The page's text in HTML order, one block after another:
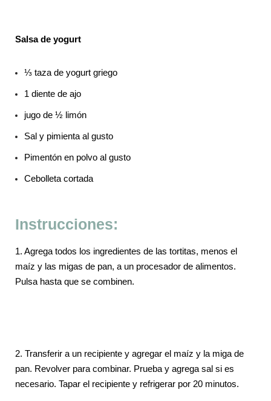
Salsa de yogurt
⅓ taza de yogurt griego
1 diente de ajo
jugo de ½ limón
Sal y pimienta al gusto
Pimentón en polvo al gusto
Cebolleta cortada
Instrucciones:
1. Agrega todos los ingredientes de las tortitas, menos el
maíz y las migas de pan, a un procesador de alimentos.
Pulsa hasta que se combinen.
2. Transferir a un recipiente y agregar el maíz y la miga de
pan. Revolver para combinar. Prueba y agrega sal si es
necesario. Tapar el recipiente y refrigerar por 20 minutos.